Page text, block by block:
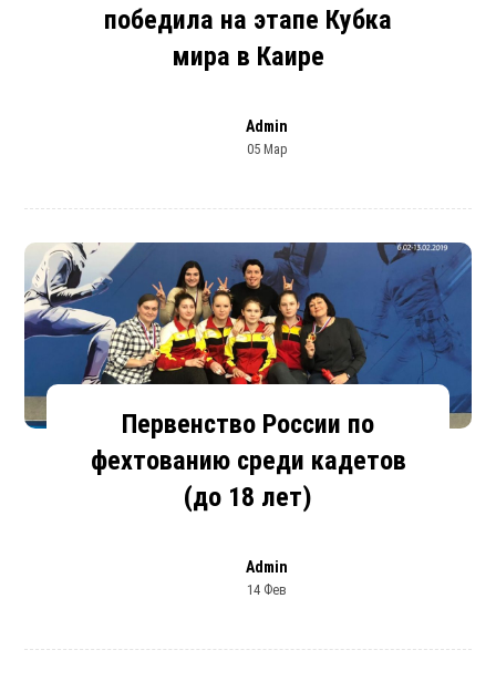
победила на этапе Кубка
мира в Каире
Admin
05 Мар
Первенство России по
фехтованию среди кадетов
(до 18 лет)
Admin
14 Фев